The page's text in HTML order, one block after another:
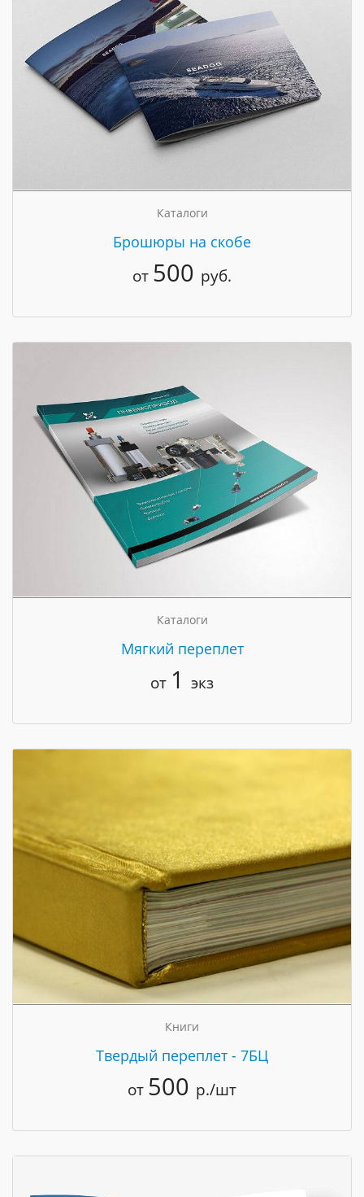
Каталоги
Брошюры на скобе
от 500 руб.
Каталоги
Мягкий переплет
от 1 экз
Книги
Твердый переплет - 7БЦ
от 500 р./шт